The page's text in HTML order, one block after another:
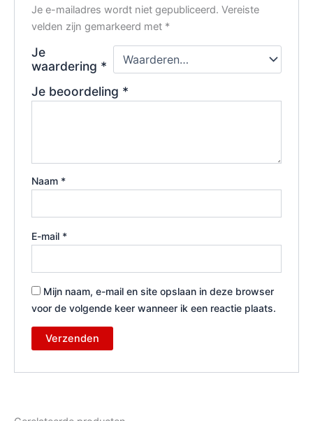
Je e-mailadres wordt niet gepubliceerd. Vereiste
velden zijn gemarkeerd met *
Je
waardering *
Je beoordeling *
Naam *
E-mail *
Mijn naam, e-mail en site opslaan in deze browser
voor de volgende keer wanneer ik een reactie plaats.